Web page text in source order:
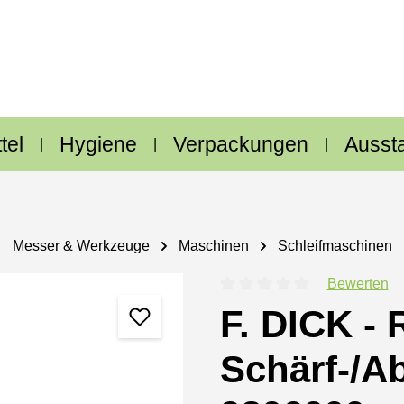
Hygiene Verpackungen
Messer & Werkzeuge Maschinen Schleifmaschinen
Bewerten
F. DICK -
Schärf-/